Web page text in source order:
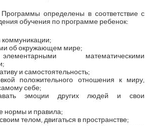
определены в соответствие с
обучения по программе ребенок:
коммуникации;
об окружающем мире;
математическими
и самостоятельность;
положительного отношения к миру,
себе;
эмоции других людей и свои
нормы и правила;
телом, двигаться в пространстве;